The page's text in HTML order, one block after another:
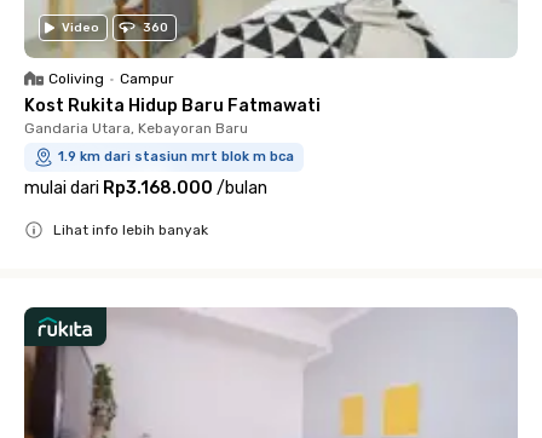
Video 360
Coliving • Campur
Kost Rukita Hidup Baru Fatmawati
Gandaria Utara, Kebayoran Baru
1.9 km dari stasiun mrt blok m bca
mulai dari Rp3.168.000 /bulan
Lihat info lebih banyak